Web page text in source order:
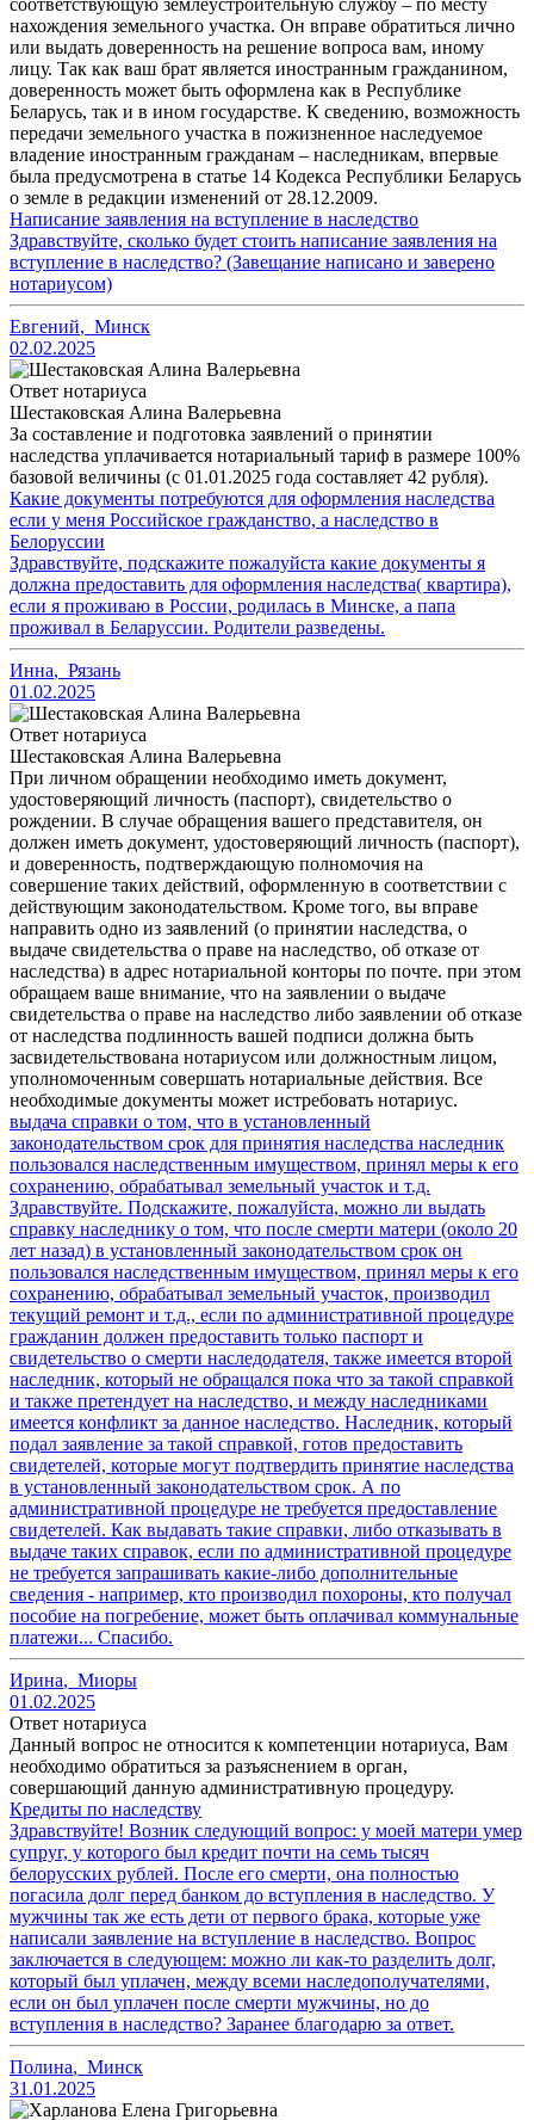
соответствующую землеустроительную службу – по месту
нахождения земельного участка. Он вправе обратиться лично
или выдать доверенность на решение вопроса вам, иному
лицу. Так как ваш брат является иностранным гражданином,
доверенность может быть оформлена как в Республике
Беларусь, так и в ином государстве. К сведению, возможность
передачи земельного участка в пожизненное наследуемое
владение иностранным гражданам – наследникам, впервые
была предусмотрена в статье 14 Кодекса Республики Беларусь
о земле в редакции изменений от 28.12.2009.
Написание заявления на вступление в наследство
Здравствуйте, сколько будет стоить написание заявления на
вступление в наследство? (Завещание написано и заверено
нотариусом)
Евгений, Минск
02.02.2025
Ответ нотариуса
Шестаковская Алина Валерьевна
За составление и подготовка заявлений о принятии
наследства уплачивается нотариальный тариф в размере 100%
базовой величины (с 01.01.2025 года составляет 42 рубля).
Какие документы потребуются для оформления наследства
если у меня Российское гражданство, а наследство в
Белоруссии
Здравствуйте, подскажите пожалуйста какие документы я
должна предоставить для оформления наследства( квартира),
если я проживаю в России, родилась в Минске, а папа
проживал в Беларуссии. Родители разведены.
Инна, Рязань
01.02.2025
Ответ нотариуса
Шестаковская Алина Валерьевна
При личном обращении необходимо иметь документ,
удостоверяющий личность (паспорт), свидетельство о
рождении. В случае обращения вашего представителя, он
должен иметь документ, удостоверяющий личность (паспорт),
и доверенность, подтверждающую полномочия на
совершение таких действий, оформленную в соответствии с
действующим законодательством. Кроме того, вы вправе
направить одно из заявлений (о принятии наследства, о
выдаче свидетельства о праве на наследство, об отказе от
наследства) в адрес нотариальной конторы по почте. при этом
обращаем ваше внимание, что на заявлении о выдаче
свидетельства о праве на наследство либо заявлении об отказе
от наследства подлинность вашей подписи должна быть
засвидетельствована нотариусом или должностным лицом,
уполномоченным совершать нотариальные действия. Все
необходимые документы может истребовать нотариус.
выдача справки о том, что в установленный
законодательством срок для принятия наследства наследник
пользовался наследственным имуществом, принял меры к его
сохранению, обрабатывал земельный участок и т.д.
Здравствуйте. Подскажите, пожалуйста, можно ли выдать
справку наследнику о том, что после смерти матери (около 20
лет назад) в установленный законодательством срок он
пользовался наследственным имуществом, принял меры к его
сохранению, обрабатывал земельный участок, производил
текущий ремонт и т.д., если по административной процедуре
гражданин должен предоставить только паспорт и
свидетельство о смерти наследодателя, также имеется второй
наследник, который не обращался пока что за такой справкой
и также претендует на наследство, и между наследниками
имеется конфликт за данное наследство. Наследник, который
подал заявление за такой справкой, готов предоставить
свидетелей, которые могут подтвердить принятие наследства
в установленный законодательством срок. А по
административной процедуре не требуется предоставление
свидетелей. Как выдавать такие справки, либо отказывать в
выдаче таких справок, если по административной процедуре
не требуется запрашивать какие-либо дополнительные
сведения - например, кто производил похороны, кто получал
пособие на погребение, может быть оплачивал коммунальные
платежи... Спасибо.
Ирина, Миоры
01.02.2025
Ответ нотариуса
Данный вопрос не относится к компетенции нотариуса, Вам
необходимо обратиться за разъяснением в орган,
совершающий данную административную процедуру.
Кредиты по наследству
Здравствуйте! Возник следующий вопрос: у моей матери умер
супруг, у которого был кредит почти на семь тысяч
белорусских рублей. После его смерти, она полностью
погасила долг перед банком до вступления в наследство. У
мужчины так же есть дети от первого брака, которые уже
написали заявление на вступление в наследство. Вопрос
заключается в следующем: можно ли как-то разделить долг,
который был уплачен, между всеми наследополучателями,
если он был уплачен после смерти мужчины, но до
вступления в наследство? Заранее благодарю за ответ.
Полина, Минск
31.01.2025